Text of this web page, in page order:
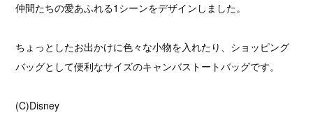
仲間たちの愛あふれる1シーンをデザインしました。
ちょっとしたお出かけに色々な小物を入れたり、ショッピング
バッグとして便利なサイズのキャンバストートバッグです。
(C)Disney